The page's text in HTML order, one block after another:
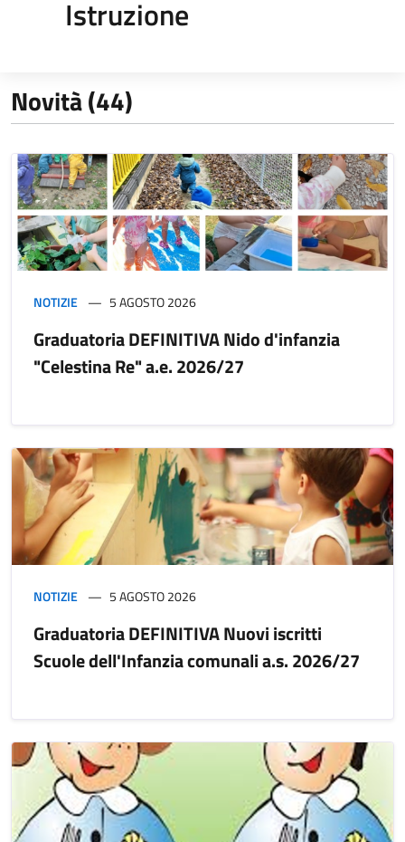
Istruzione
Novità (44)
NOTIZIE 5 AGOSTO 2026
Graduatoria DEFINITIVA Nido d'infanzia
"Celestina Re" a.e. 2026/27
NOTIZIE 5 AGOSTO 2026
Graduatoria DEFINITIVA Nuovi iscritti
Scuole dell'Infanzia comunali a.s. 2026/27